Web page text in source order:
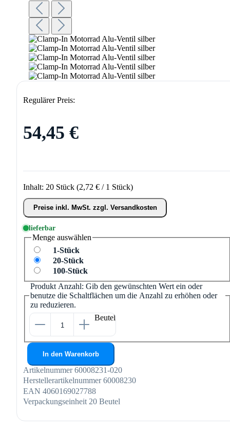
Regulärer Preis:
54,45 €
Inhalt: 20 Stück (2,72 € / 1 Stück)
Preise inkl. MwSt. zzgl. Versandkosten
lieferbar
Menge auswählen
1-Stück
20-Stück
100-Stück
Produkt Anzahl: Gib den gewünschten Wert ein oder
benutze die Schaltflächen um die Anzahl zu erhöhen oder
zu reduzieren.
Beutel
In den Warenkorb
Artikelnummer 60008231-020
Herstellerartikelnummer 60008230
EAN 4060169027788
Verpackungseinheit 20 Beutel